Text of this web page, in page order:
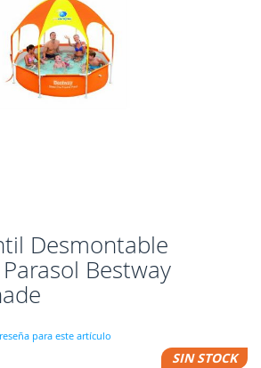
Desmontable
Bestway
para este artículo
SIN STOCK